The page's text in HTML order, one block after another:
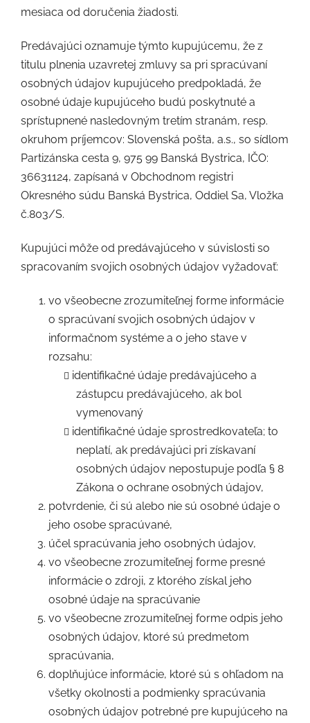
mesiaca od doručenia žiadosti.
Predávajúci oznamuje týmto kupujúcemu, že z
titulu plnenia uzavretej zmluvy sa pri spracúvaní
osobných údajov kupujúceho predpokladá, že
osobné údaje kupujúceho budú poskytnuté a
sprístupnené nasledovným tretím stranám, resp.
okruhom príjemcov: Slovenská pošta, a.s., so sídlom
Partizánska cesta 9, 975 99 Banská Bystrica, IČO:
36631124, zapísaná v Obchodnom registri
Okresného súdu Banská Bystrica, Oddiel Sa, Vložka
č.803/S.
Kupujúci môže od predávajúceho v súvislosti so
spracovaním svojich osobných údajov vyžadovať:
vo všeobecne zrozumiteľnej forme informácie
o spracúvaní svojich osobných údajov v
informačnom systéme a o jeho stave v
rozsahu:
identifikačné údaje predávajúceho a
zástupcu predávajúceho, ak bol
vymenovaný
identifikačné údaje sprostredkovateľa; to
neplatí, ak predávajúci pri získavaní
osobných údajov nepostupuje podľa § 8
Zákona o ochrane osobných údajov,
potvrdenie, či sú alebo nie sú osobné údaje o
jeho osobe spracúvané,
účel spracúvania jeho osobných údajov,
vo všeobecne zrozumiteľnej forme presné
informácie o zdroji, z ktorého získal jeho
osobné údaje na spracúvanie
vo všeobecne zrozumiteľnej forme odpis jeho
osobných údajov, ktoré sú predmetom
spracúvania,
doplňujúce informácie, ktoré sú s ohľadom na
všetky okolnosti a podmienky spracúvania
osobných údajov potrebné pre kupujúceho na